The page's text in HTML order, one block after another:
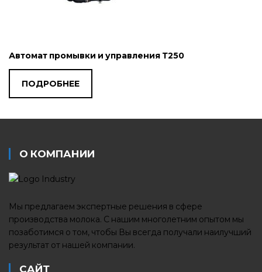
Автомат промывки и управления Т250
ПОДРОБНЕЕ
О КОМПАНИИ
Мы предлагаем экспертные решения в сфере
производства молока. С нашим многолетним опытом мы
позаботимся о том, чтобы Вы всегда получали наилучший
результат от нашей компании.
САЙТ